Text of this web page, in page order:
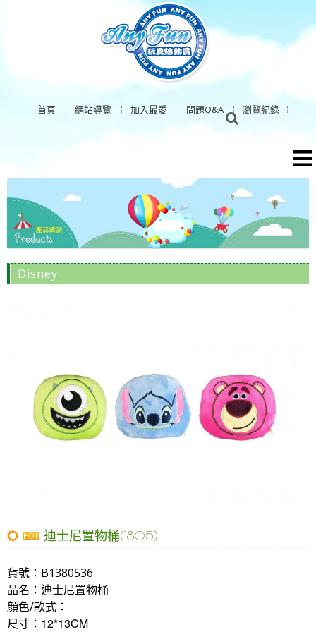
首頁 網站導覽 加入最愛 問題Q&A 瀏覽紀錄
Disney
迪士尼置物桶(1805)
貨號： B1380536
品名： 迪士尼置物桶
顏色/款式：
尺寸： 12*13CM